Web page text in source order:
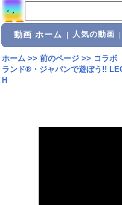
動画 ホーム 人気の動画
ホーム>> 前のページ>> コラボ
ランド®︎・ジャパンで遊ぼう!!
H